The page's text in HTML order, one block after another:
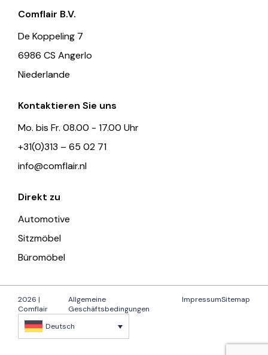
Comflair B.V.
De Koppeling 7
6986 CS Angerlo
Niederlande
Kontaktieren Sie uns
Mo. bis Fr. 08.00 - 17.00 Uhr
+31(0)313 – 65 02 71
info@comflair.nl
Direkt zu
Automotive
Sitzmöbel
Büromöbel
2026 |
Comflair
Allgemeine
Geschäftsbedingungen
ImpressumSitemap
Deutsch